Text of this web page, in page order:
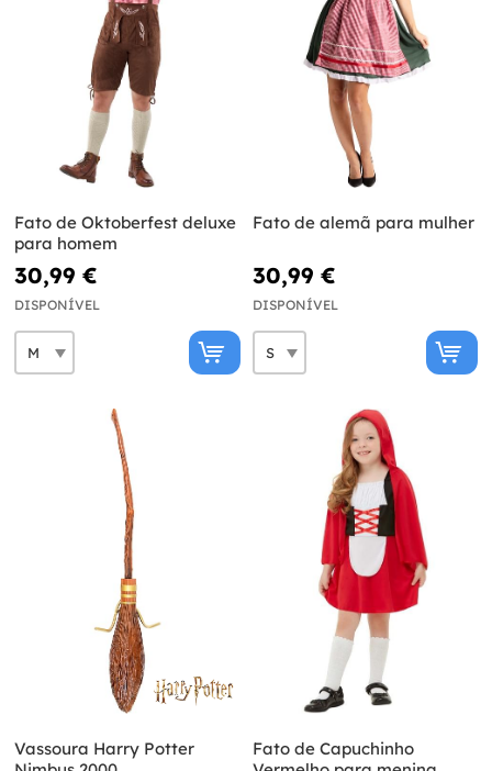
Fato de Oktoberfest deluxe
para homem
30,99 €
DISPONÍVEL
Fato de alemã para mulher
30,99 €
DISPONÍVEL
Vassoura Harry Potter
Fato de Capuchinho